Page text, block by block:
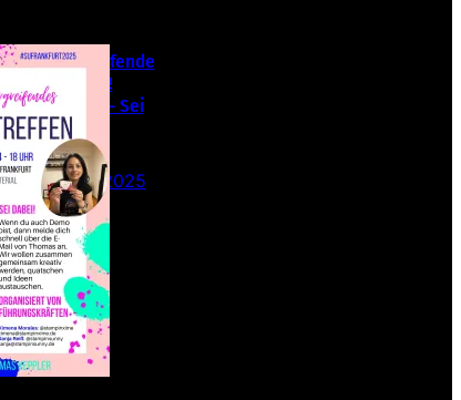
Teamübergreifende
s Stampin‘ Up!
Demotreffen – Sei
dabei!
26. Februar 2025